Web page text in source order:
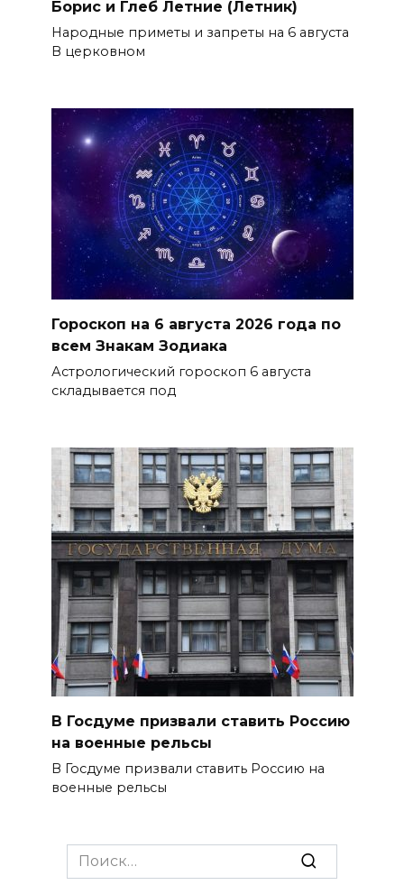
Борис и Глеб Летние (Летник)
Народные приметы и запреты на 6 августа
В церковном
Гороскоп на 6 августа 2026 года по
всем Знакам Зодиака
Астрологический гороскоп 6 августа
складывается под
В Госдуме призвали ставить Россию
на военные рельсы
В Госдуме призвали ставить Россию на
военные рельсы
Search
for: